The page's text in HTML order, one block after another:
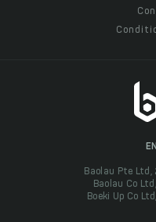
Baolau Pte
Baolau Co
Boeki Up Co